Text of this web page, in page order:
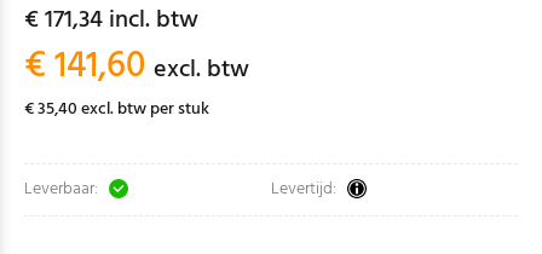
€ 171,34 incl. btw
€ 141,60 excl. btw
€ 35,40 excl. btw per stuk
Leverbaar: Levertijd: